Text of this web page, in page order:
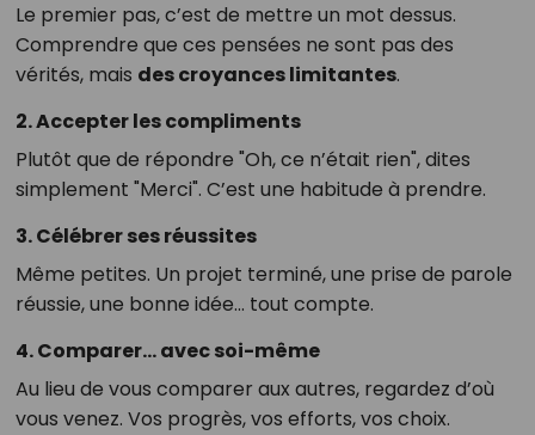
Le premier pas, c’est de mettre un mot dessus.
Comprendre que ces pensées ne sont pas des
vérités, mais des croyances limitantes.
2. Accepter les compliments
Plutôt que de répondre "Oh, ce n’était rien", dites
simplement "Merci". C’est une habitude à prendre.
3. Célébrer ses réussites
Même petites. Un projet terminé, une prise de parole
réussie, une bonne idée... tout compte.
4. Comparer… avec soi-même
Au lieu de vous comparer aux autres, regardez d’où
vous venez. Vos progrès, vos efforts, vos choix.